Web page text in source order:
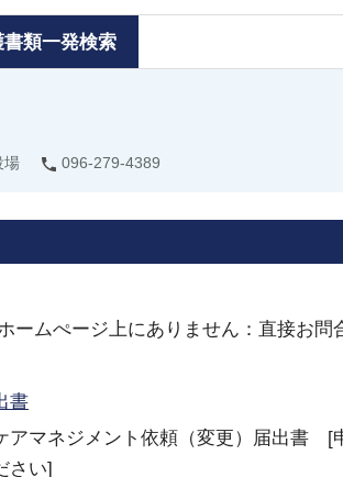
類一発検索
場 096-279-4389
ムぺージ上にありません：直接お問
書
アマネジメント依頼（変更）届出書 [
さい]